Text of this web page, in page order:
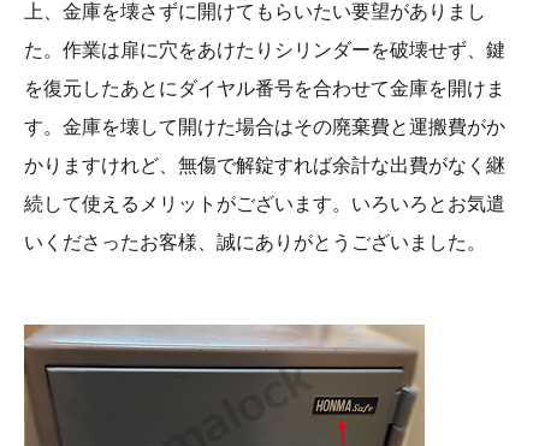
上、金庫を壊さずに開けてもらいたい要望がありまし
た。作業は扉に穴をあけたりシリンダーを破壊せず、鍵
を復元したあとにダイヤル番号を合わせて金庫を開けま
す。金庫を壊して開けた場合はその廃棄費と運搬費がか
かりますけれど、無傷で解錠すれば余計な出費がなく継
続して使えるメリットがございます。いろいろとお気遣
いくださったお客様、誠にありがとうございました。